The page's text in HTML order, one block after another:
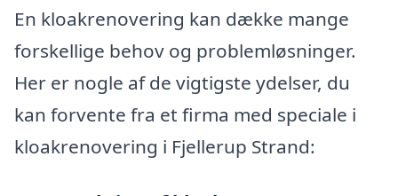
En kloakrenovering kan dække mange
forskellige behov og problemløsninger.
Her er nogle af de vigtigste ydelser, du
kan forvente fra et firma med speciale i
kloakrenovering i Fjellerup Strand: